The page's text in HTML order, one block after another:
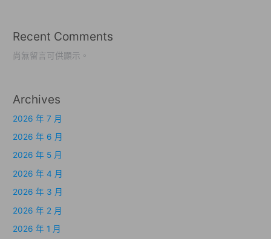
Recent Comments
尚無留言可供顯示。
Archives
2026 年 7 月
2026 年 6 月
2026 年 5 月
2026 年 4 月
2026 年 3 月
2026 年 2 月
2026 年 1 月